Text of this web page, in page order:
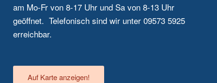
am Mo-Fr von 8-17 Uhr und Sa von 8-13 Uhr
geöffnet. Telefonisch sind wir unter 09573 5925
erreichbar.
Auf Karte anzeigen!